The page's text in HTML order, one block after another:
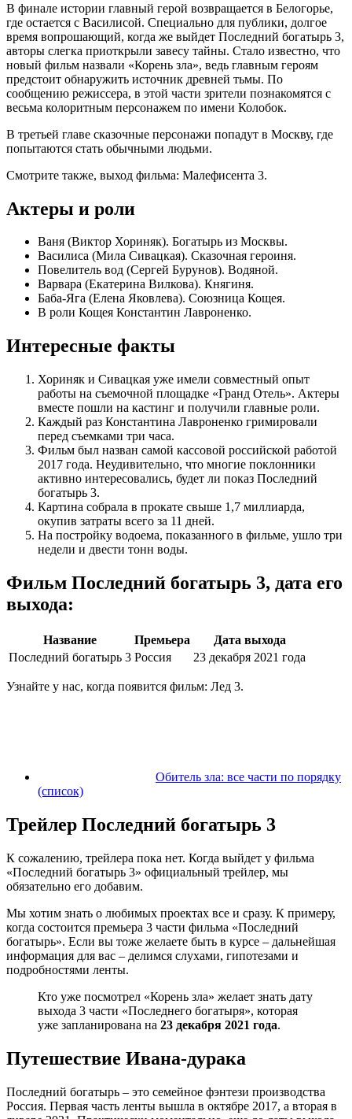
В финале истории главный герой возвращается в Белогорье,
где остается с Василисой. Специально для публики, долгое
время вопрошающий, когда же выйдет Последний богатырь 3,
авторы слегка приоткрыли завесу тайны. Стало известно, что
новый фильм назвали «Корень зла», ведь главным героям
предстоит обнаружить источник древней тьмы. По
сообщению режиссера, в этой части зрители познакомятся с
весьма колоритным персонажем по имени Колобок.
В третьей главе сказочные персонажи попадут в Москву, где
попытаются стать обычными людьми.
Смотрите также, выход фильма: Малефисента 3.
Актеры и роли
Ваня (Виктор Хориняк). Богатырь из Москвы.
Василиса (Мила Сивацкая). Сказочная героиня.
Повелитель вод (Сергей Бурунов). Водяной.
Варвара (Екатерина Вилкова). Княгиня.
Баба-Яга (Елена Яковлева). Союзница Кощея.
В роли Кощея Константин Лавроненко.
Интересные факты
Хориняк и Сивацкая уже имели совместный опыт
работы на съемочной площадке «Гранд Отель». Актеры
вместе пошли на кастинг и получили главные роли.
Каждый раз Константина Лавроненко гримировали
перед съемками три часа.
Фильм был назван самой кассовой российской работой
2017 года. Неудивительно, что многие поклонники
активно интересовались, будет ли показ Последний
богатырь 3.
Картина собрала в прокате свыше 1,7 миллиарда,
окупив затраты всего за 11 дней.
На постройку водоема, показанного в фильме, ушло три
недели и двести тонн воды.
Фильм Последний богатырь 3, дата его
выхода:
Название Премьера
Дата выхода
Последний богатырь 3 Россия 23 декабря 2021 года
Узнайте у нас, когда появится фильм: Лед 3.
Обитель зла: все части по порядку
(список)
Трейлер Последний богатырь 3
К сожалению, трейлера пока нет. Когда выйдет у фильма
«Последний богатырь 3» официальный трейлер, мы
обязательно его добавим.
Мы хотим знать о любимых проектах все и сразу. К примеру,
когда состоится премьера 3 части фильма «Последний
богатырь». Если вы тоже желаете быть в курсе – дальнейшая
информация для вас – делимся слухами, гипотезами и
подробностями ленты.
Кто уже посмотрел «Корень зла» желает знать дату
выхода 3 части «Последнего богатыря», которая
уже запланирована на 23 декабря 2021 года.
Путешествие Ивана-дурака
Последний богатырь – это семейное фэнтези производства
Россия. Первая часть ленты вышла в октябре 2017, а вторая в